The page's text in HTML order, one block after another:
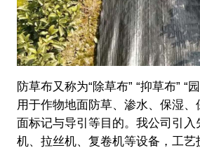
防草布又称为“除草布” “抑草布” “
用于作物地面防草、渗水、保湿
面标记与导引等目的。我公司引入
机、拉丝机、复卷机等设备，工